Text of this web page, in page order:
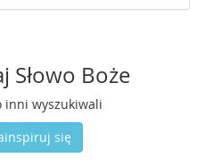
Słowo Boże
inni wyszukiwali
się